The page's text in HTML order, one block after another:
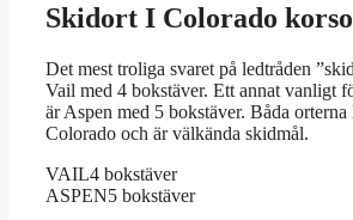
Skidort I Colorado
Det mest troliga svaret på ledtråden
Vail med 4 bokstäver. Ett annat vanligt
är Aspen med 5 bokstäver. Båda
Colorado och är välkända skidmål.
VAIL4 bokstäver
ASPEN5 bokstäver